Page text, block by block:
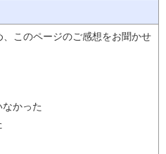
このページのご感想をお聞かせ
かった